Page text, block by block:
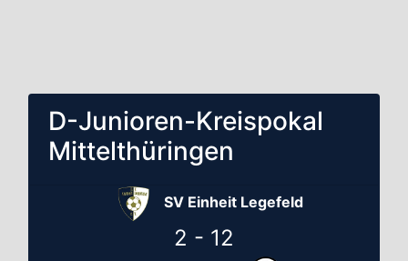
D-Junioren-Kreispokal
Mittelthüringen
SV Einheit Legefeld
2 - 12